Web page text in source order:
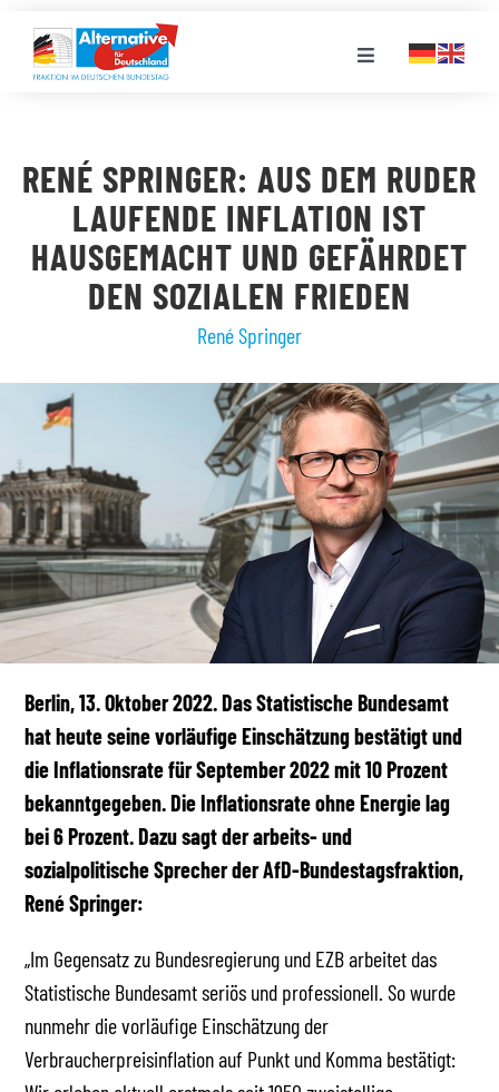
Inhalt
springen
Toggle
LANDESGRUPPEN
VERANSTALTUNGEN
STELLENPORTAL
MEDIATHEK
RENÉ SPRINGER: AUS DEM RUDER
LAUFENDE INFLATION IST
HAUSGEMACHT UND GEFÄHRDET
DEN SOZIALEN FRIEDEN
René Springer
Berlin, 13. Oktober 2022. Das Statistische Bundesamt
hat heute seine vorläufige Einschätzung bestätigt und
die Inflationsrate für September 2022 mit 10 Prozent
bekanntgegeben. Die Inflationsrate ohne Energie lag
bei 6 Prozent. Dazu sagt der arbeits- und
sozialpolitische Sprecher der AfD-Bundestagsfraktion,
René Springer:
„Im Gegensatz zu Bundesregierung und EZB arbeitet das
Statistische Bundesamt seriös und professionell. So wurde
nunmehr die vorläufige Einschätzung der
Verbraucherpreisinflation auf Punkt und Komma bestätigt: